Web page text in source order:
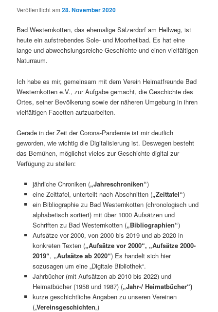
Veröffentlicht am28. November 2020
Bad Westernkotten, das ehemalige Sälzerdorf am Hellweg, ist
heute ein aufstrebendes Sole- und Moorheilbad. Es hat eine
lange und abwechslungsreiche Geschichte und einen vielfältigen
Naturraum.
Ich habe es mir, gemeinsam mit dem Verein Heimatfreunde Bad
Westernkotten e.V., zur Aufgabe gemacht, die Geschichte des
Ortes, seiner Bevölkerung sowie der näheren Umgebung in ihren
vielfältigen Facetten aufzuarbeiten.
Gerade in der Zeit der Corona-Pandemie ist mir deutlich
geworden, wie wichtig die Digitalisierung ist. Deswegen besteht
das Bemühen, möglichst vieles zur Geschichte digital zur
Verfügung zu stellen:
jährliche Chroniken („Jahreschroniken“)
eine Zeittafel, unterteilt nach Abschnitten („Zeittafel“)
ein Bibliographie zu Bad Westernkotten (chronologisch und
alphabetisch sortiert) mit über 1000 Aufsätzen und
Schriften zu Bad Westernkotten („Bibliographien“)
Aufsätze vor 2000, von 2000 bis 2019 und ab 2020 in
konkreten Texten („Aufsätze vor 2000“, „Aufsätze 2000-
2019“, „Aufsätze ab 2020“) Es handelt sich hier
sozusagen um eine „Digitale Bibliothek“.
Jahrbücher (mit Aufsätzen ab 2010 bis 2022) und
Heimatbücher (1958 und 1987) („Jahr-/ Heimatbücher“)
kurze geschichtliche Angaben zu unseren Vereinen
(„Vereinsgeschichten„)